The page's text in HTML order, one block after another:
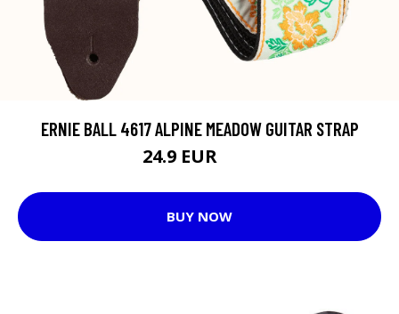
ERNIE BALL 4617 ALPINE MEADOW GUITAR STRAP
24.9 EUR
BUY NOW